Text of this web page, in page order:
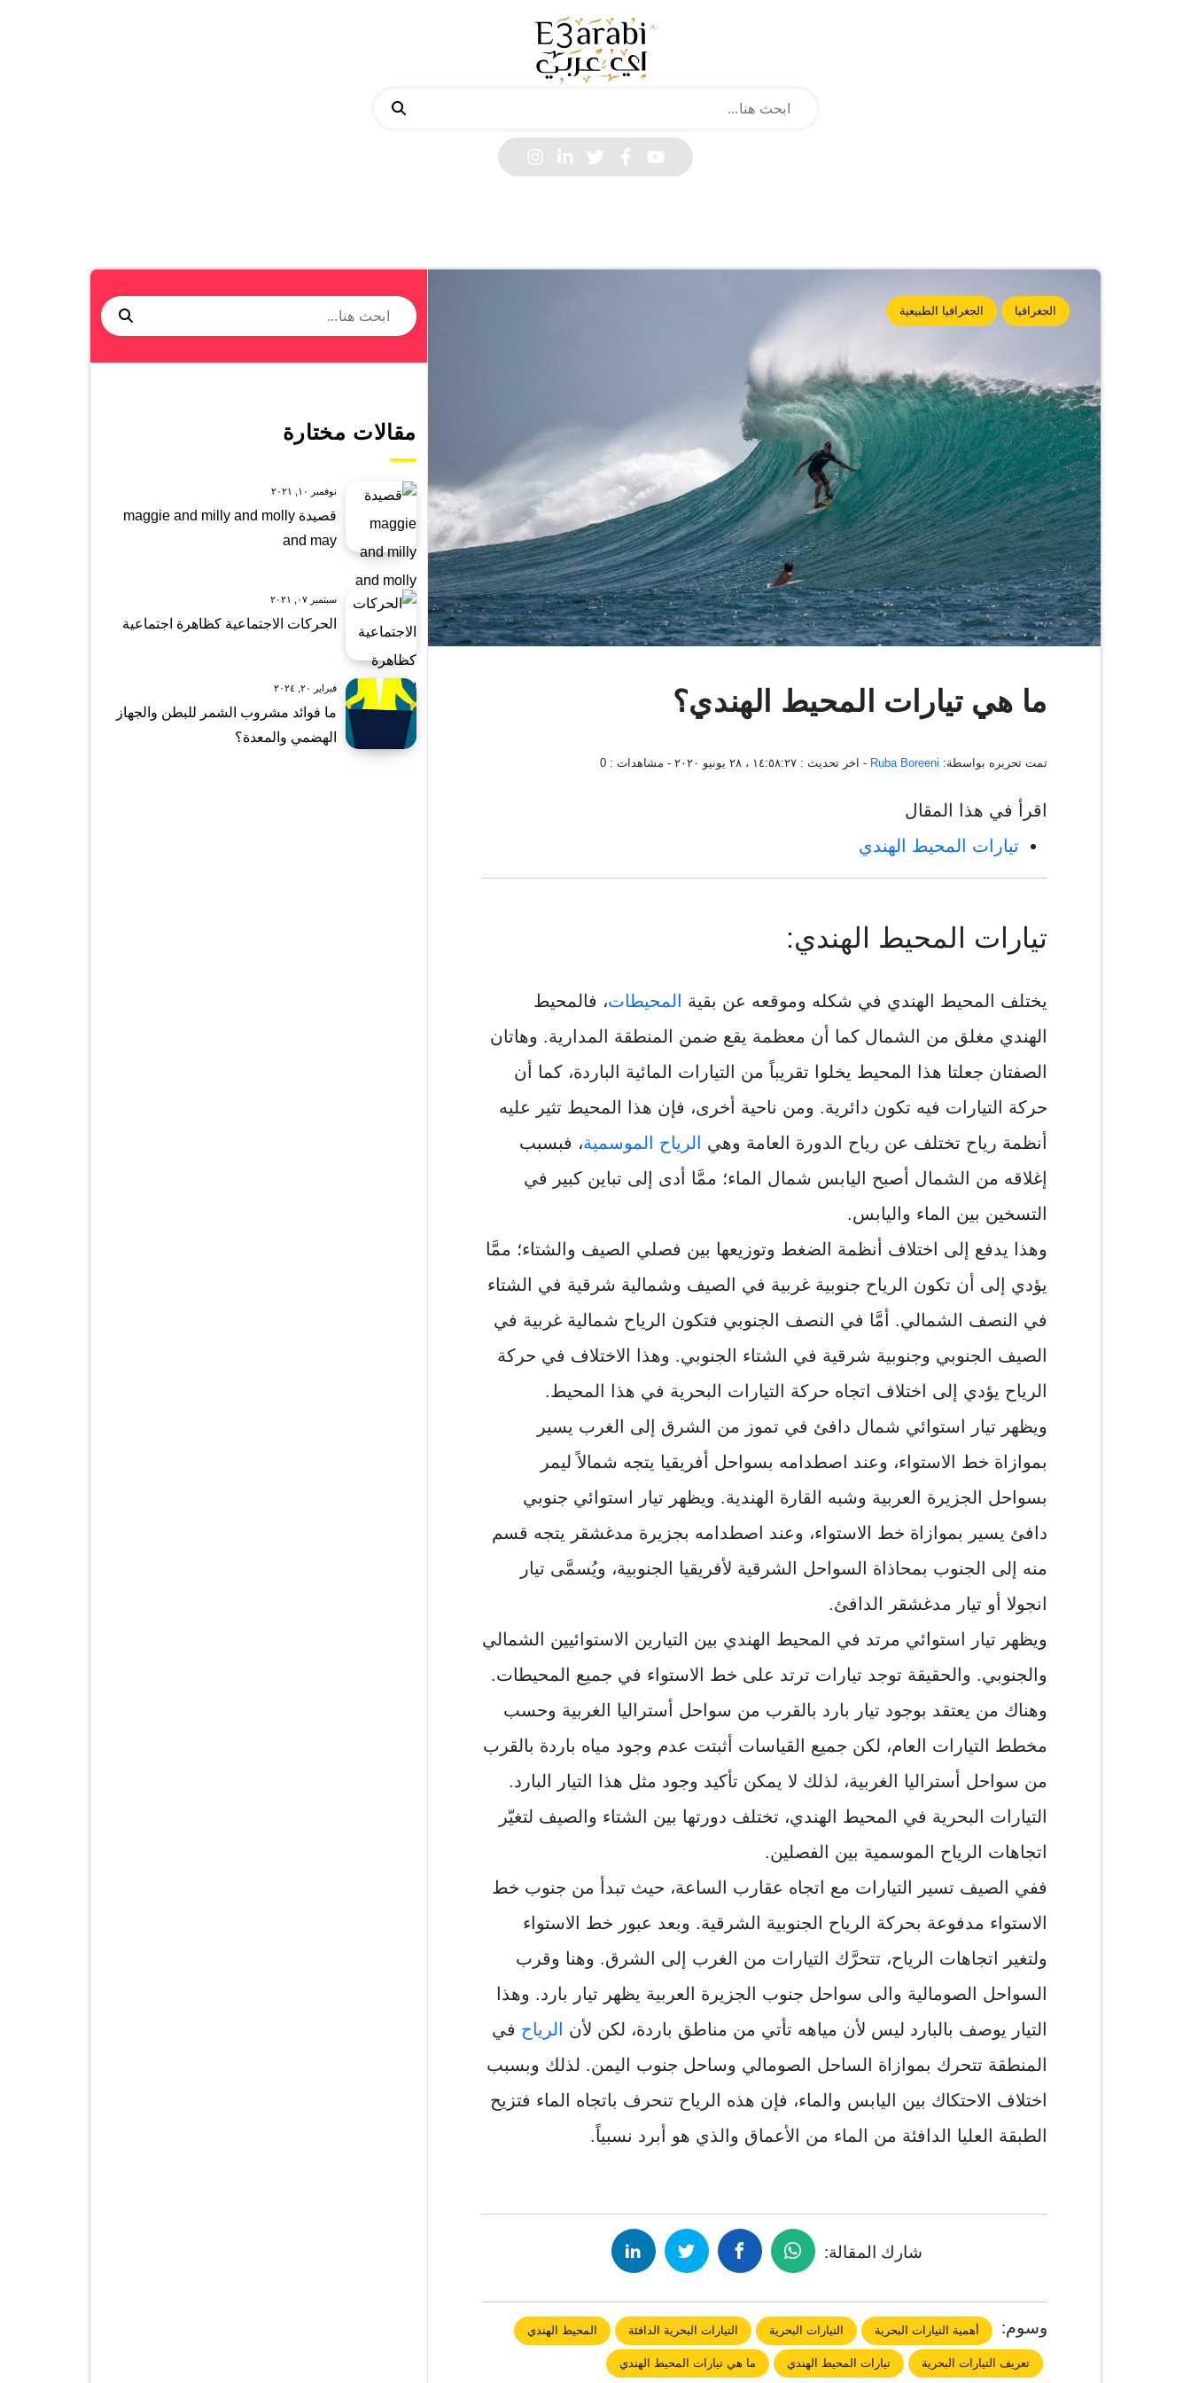
الجغرافيا الجغرافيا الطبيعية
ما هي تيارات المحيط الهندي؟
تمت تحريره بواسطة: Ruba Boreeni - اخر تحديث : ١٤:٥٨:٢٧ ، ٢٨ يونيو ٢٠٢٠ - مشاهدات : 0
اقرأ في هذا المقال
تيارات المحيط الهندي
تيارات المحيط الهندي:
يختلف المحيط الهندي في شكله وموقعه عن بقية المحيطات، فالمحيط
الهندي مغلق من الشمال كما أن معظمة يقع ضمن المنطقة المدارية. وهاتان
الصفتان جعلتا هذا المحيط يخلوا تقريباً من التيارات المائية الباردة، كما أن
حركة التيارات فيه تكون دائرية. ومن ناحية أخرى، فإن هذا المحيط تثير عليه
أنظمة رياح تختلف عن رياح الدورة العامة وهي
الرياح الموسمية، فبسبب
إغلاقه من الشمال أصبح اليابس شمال الماء؛ ممَّا أدى إلى تباين كبير في
التسخين بين الماء واليابس.
وهذا يدفع إلى اختلاف أنظمة الضغط وتوزيعها بين فصلي الصيف والشتاء؛ ممَّا
يؤدي إلى أن تكون الرياح جنوبية غربية في الصيف وشمالية شرقية في الشتاء
في النصف الشمالي. أمَّا في النصف الجنوبي فتكون الرياح شمالية غربية في
الصيف الجنوبي وجنوبية شرقية في الشتاء الجنوبي. وهذا الاختلاف في حركة
الرياح يؤدي إلى اختلاف اتجاه حركة التيارات البحرية في هذا المحيط.
ويظهر تيار استوائي شمال دافئ في تموز من الشرق إلى الغرب يسير
بموازاة خط الاستواء، وعند اصطدامه بسواحل أفريقيا يتجه شمالاً ليمر
بسواحل الجزيرة العربية وشبه القارة الهندية. ويظهر تيار استوائي جنوبي
دافئ يسير بموازاة خط الاستواء، وعند اصطدامه بجزيرة مدغشقر يتجه قسم
منه إلى الجنوب بمحاذاة السواحل الشرقية لأفريقيا الجنوبية، ويُسمَّى تيار
انجولا أو تيار مدغشقر الدافئ.
ويظهر تيار استوائي مرتد في المحيط الهندي بين التيارين الاستوائيين الشمالي
والجنوبي. والحقيقة توجد تيارات ترتد على خط الاستواء في جميع المحيطات.
وهناك من يعتقد بوجود تيار بارد بالقرب من سواحل أستراليا الغربية وحسب
مخطط التيارات العام، لكن جميع القياسات أثبتت عدم وجود مياه باردة بالقرب
من سواحل أستراليا الغربية، لذلك لا يمكن تأكيد وجود مثل هذا التيار البارد.
التيارات البحرية في المحيط الهندي، تختلف دورتها بين الشتاء والصيف لتغيّر
اتجاهات الرياح الموسمية بين الفصلين.
ففي الصيف تسير التيارات مع اتجاه عقارب الساعة، حيث تبدأ من جنوب خط
الاستواء مدفوعة بحركة الرياح الجنوبية الشرقية. وبعد عبور خط الاستواء
ولتغير اتجاهات الرياح، تتحرَّك التيارات من الغرب إلى الشرق. وهنا وقرب
السواحل الصومالية والى سواحل جنوب الجزيرة العربية يظهر تيار بارد. وهذا
التيار يوصف بالبارد ليس لأن مياهه تأتي من مناطق باردة، لكن لأن
الرياح في
المنطقة تتحرك بموازاة الساحل الصومالي وساحل جنوب اليمن. لذلك وبسبب
اختلاف الاحتكاك بين اليابس والماء، فإن هذه الرياح تنحرف باتجاه الماء فتزيح
الطبقة العليا الدافئة من الماء من الأعماق والذي هو أبرد نسبياً.
شارك المقالة:
وسوم: أهمية التيارات البحرية التيارات البحرية التيارات البحرية الدافئة المحيط الهندي
تعريف التيارات البحرية تيارات المحيط الهندي ما هي تيارات المحيط الهندي
مقالات مختارة
نوفمبر ١٠, ٢٠٢١
قصيدة maggie and milly and molly
and may
سبتمبر ٠٧, ٢٠٢١
الحركات الاجتماعية كظاهرة اجتماعية
فبراير ٢٠, ٢٠٢٤
ما فوائد مشروب الشمر للبطن والجهاز
الهضمي والمعدة؟